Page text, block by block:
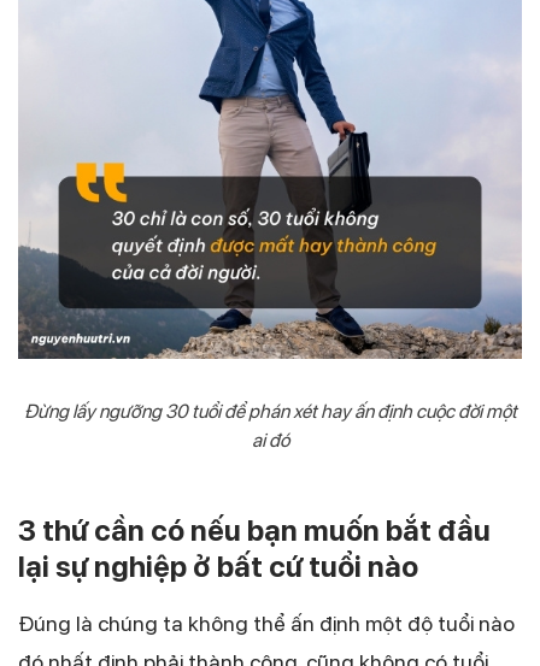
Đừng lấy ngưỡng 30 tuổi để phán xét hay ấn định cuộc đời một
ai đó
3 thứ cần có nếu bạn muốn bắt đầu
lại sự nghiệp ở bất cứ tuổi nào
Đúng là chúng ta không thể ấn định một độ tuổi nào